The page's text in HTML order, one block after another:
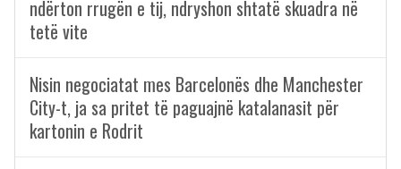
ndërton rrugën e tij, ndryshon shtatë skuadra në
tetë vite
Nisin negociatat mes Barcelonës dhe Manchester
City-t, ja sa pritet të paguajnë katalanasit për
kartonin e Rodrit